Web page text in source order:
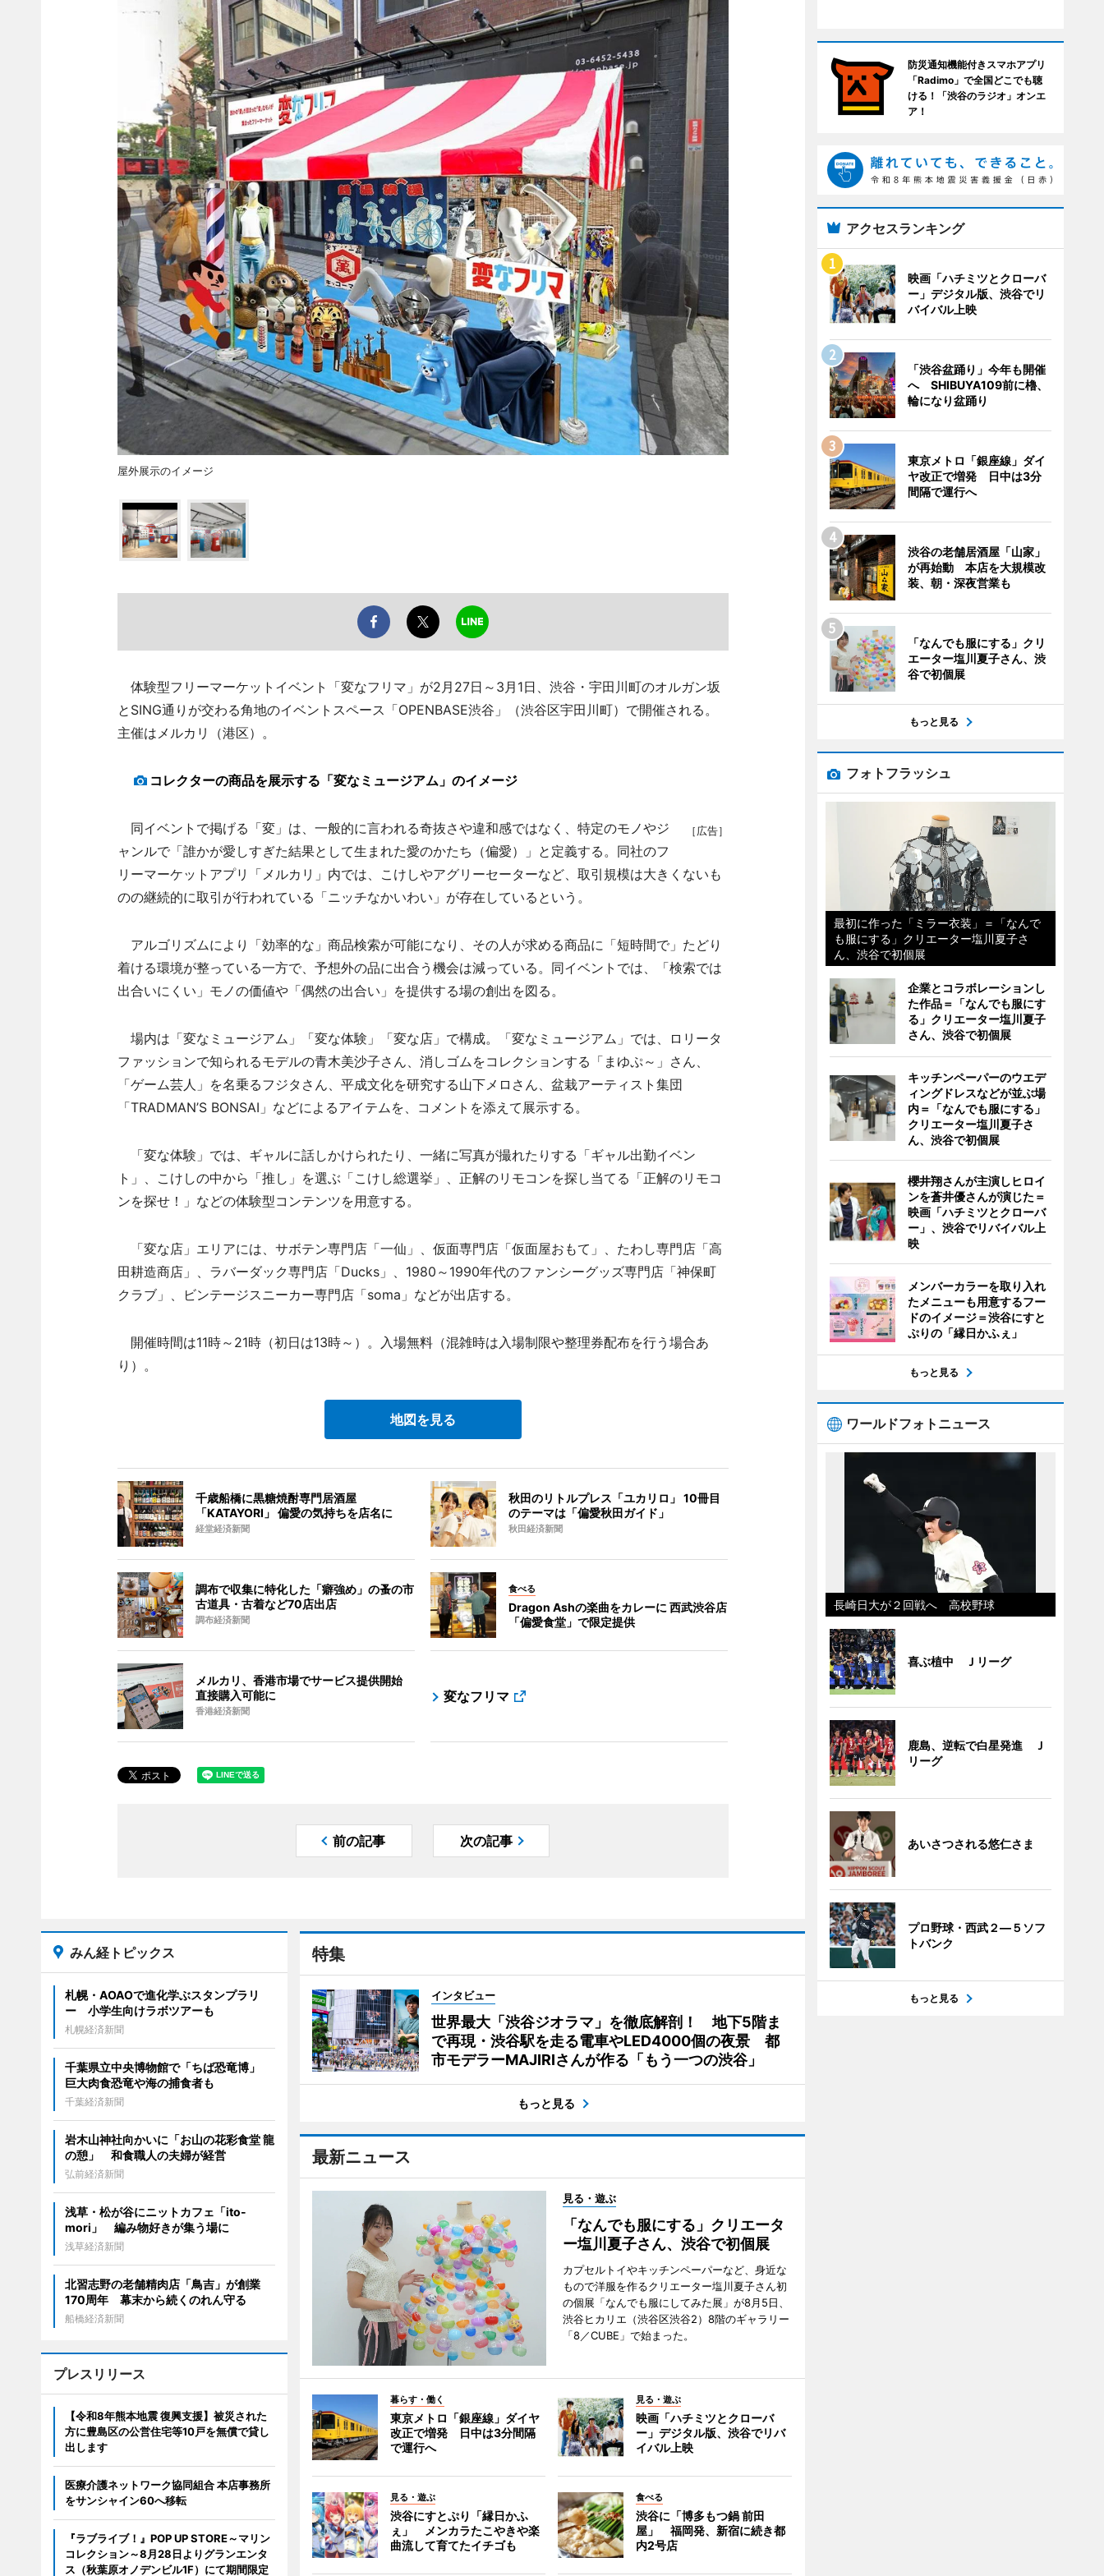
屋外展示のイメージ
体験型フリーマーケットイベント「変なフリマ」が2月27日～3月1日、渋谷・宇田川町のオルガン坂
とSING通りが交わる角地のイベントスペース「OPENBASE渋谷」（渋谷区宇田川町）で開催される。
主催はメルカリ（港区）。
コレクターの商品を展示する「変なミュージアム」のイメージ
［広告］
同イベントで掲げる「変」は、一般的に言われる奇抜さや違和感ではなく、特定のモノやジ
ャンルで「誰かが愛しすぎた結果として生まれた愛のかたち（偏愛）」と定義する。同社のフ
リーマーケットアプリ「メルカリ」内では、こけしやアグリーセーターなど、取引規模は大きくないも
のの継続的に取引が行われている「ニッチなかいわい」が存在しているという。
アルゴリズムにより「効率的な」商品検索が可能になり、その人が求める商品に「短時間で」たどり
着ける環境が整っている一方で、予想外の品に出合う機会は減っている。同イベントでは、「検索では
出合いにくい」モノの価値や「偶然の出合い」を提供する場の創出を図る。
場内は「変なミュージアム」「変な体験」「変な店」で構成。「変なミュージアム」では、ロリータ
ファッションで知られるモデルの青木美沙子さん、消しゴムをコレクションする「まゆぷ～」さん、
「ゲーム芸人」を名乗るフジタさん、平成文化を研究する山下メロさん、盆栽アーティスト集団
「TRADMAN’S BONSAI」などによるアイテムを、コメントを添えて展示する。
「変な体験」では、ギャルに話しかけられたり、一緒に写真が撮れたりする「ギャル出勤イベン
ト」、こけしの中から「推し」を選ぶ「こけし総選挙」、正解のリモコンを探し当てる「正解のリモコ
ンを探せ！」などの体験型コンテンツを用意する。
「変な店」エリアには、サボテン専門店「一仙」、仮面専門店「仮面屋おもて」、たわし専門店「高
田耕造商店」、ラバーダック専門店「Ducks」、1980～1990年代のファンシーグッズ専門店「神保町
クラブ」、ビンテージスニーカー専門店「soma」などが出店する。
開催時間は11時～21時（初日は13時～）。入場無料（混雑時は入場制限や整理券配布を行う場合あ
り）。
地図を見る
千歳船橋に黒糖焼酎専門居酒屋
「KATAYORI」 偏愛の気持ちを店名に
経堂経済新聞
秋田のリトルプレス「ユカリロ」 10冊目
のテーマは「偏愛秋田ガイド」
秋田経済新聞
調布で収集に特化した「癖強め」の蚤の市
古道具・古着など70店出店
調布経済新聞
食べる
Dragon Ashの楽曲をカレーに 西武渋谷店
「偏愛食堂」で限定提供
メルカリ、香港市場でサービス提供開始
直接購入可能に
香港経済新聞
変なフリマ
前の記事 次の記事
特集
インタビュー
世界最大「渋谷ジオラマ」を徹底解剖！ 地下5階ま
で再現・渋谷駅を走る電車やLED4000個の夜景 都
市モデラーMAJIRIさんが作る「もう一つの渋谷」
もっと見る
最新ニュース
見る・遊ぶ
「なんでも服にする」クリエータ
ー塩川夏子さん、渋谷で初個展
カプセルトイやキッチンペーパーなど、身近な
もので洋服を作るクリエーター塩川夏子さん初
の個展「なんでも服にしてみた展」が8月5日、
渋谷ヒカリエ（渋谷区渋谷2）8階のギャラリー
「8／CUBE」で始まった。
暮らす・働く
東京メトロ「銀座線」ダイヤ
改正で増発 日中は3分間隔
で運行へ
見る・遊ぶ
映画「ハチミツとクローバ
ー」デジタル版、渋谷でリバ
イバル上映
見る・遊ぶ
渋谷にすとぷり「縁日かふ
ぇ」 メンカラたこやきや楽
曲流して育てたイチゴも
食べる
渋谷に「博多もつ鍋 前田
屋」 福岡発、新宿に続き都
内2号店
みん経トピックス
札幌・AOAOで進化学ぶスタンプラリ
ー 小学生向けラボツアーも
札幌経済新聞
千葉県立中央博物館で「ちば恐竜博」
巨大肉食恐竜や海の捕食者も
千葉経済新聞
岩木山神社向かいに「お山の花彩食堂 龍
の憩」 和食職人の夫婦が経営
弘前経済新聞
浅草・松が谷にニットカフェ「ito-
mori」 編み物好きが集う場に
浅草経済新聞
北習志野の老舗精肉店「鳥吉」が創業
170周年 幕末から続くのれん守る
船橋経済新聞
プレスリリース
【令和8年熊本地震 復興支援】被災された
方に豊島区の公営住宅等10戸を無償で貸し
出します
医療介護ネットワーク協同組合 本店事務所
をサンシャイン60へ移転
『ラブライブ！』POP UP STORE～マリン
コレクション～8月28日よりグランエンタ
ス（秋葉原オノデンビル1F）にて期間限定
防災通知機能付きスマホアプリ
「Radimo」で全国どこでも聴
ける！「渋谷のラジオ」オンエ
ア！
アクセスランキング
映画「ハチミツとクローバ
ー」デジタル版、渋谷でリ
バイバル上映
「渋谷盆踊り」今年も開催
へ SHIBUYA109前に櫓、
輪になり盆踊り
東京メトロ「銀座線」ダイ
ヤ改正で増発 日中は3分
間隔で運行へ
渋谷の老舗居酒屋「山家」
が再始動 本店を大規模改
装、朝・深夜営業も
「なんでも服にする」クリ
エーター塩川夏子さん、渋
谷で初個展
もっと見る
フォトフラッシュ
最初に作った「ミラー衣装」＝「なんで
も服にする」クリエーター塩川夏子さ
ん、渋谷で初個展
企業とコラボレーションし
た作品＝「なんでも服にす
る」クリエーター塩川夏子
さん、渋谷で初個展
キッチンペーパーのウエデ
ィングドレスなどが並ぶ場
内＝「なんでも服にする」
クリエーター塩川夏子さ
ん、渋谷で初個展
櫻井翔さんが主演しヒロイ
ンを蒼井優さんが演じた＝
映画「ハチミツとクローバ
ー」、渋谷でリバイバル上
映
メンバーカラーを取り入れ
たメニューも用意するフー
ドのイメージ＝渋谷にすと
ぷりの「縁日かふぇ」
もっと見る
ワールドフォトニュース
長崎日大が２回戦へ 高校野球
喜ぶ植中 Ｊリーグ
鹿島、逆転で白星発進 Ｊ
リーグ
あいさつされる悠仁さま
プロ野球・西武２―５ソフ
トバンク
もっと見る